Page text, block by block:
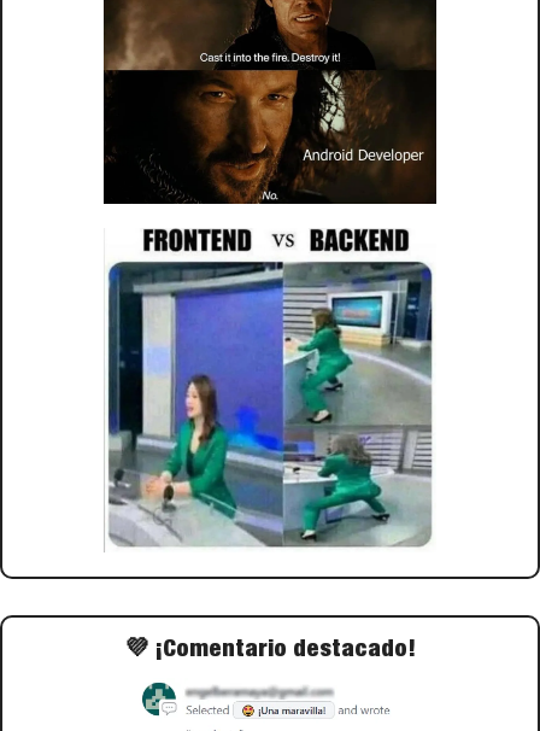
💜 ¡Comentario destacado!